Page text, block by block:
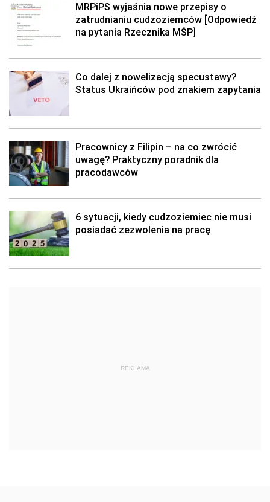
MRPiPS wyjaśnia nowe przepisy o
zatrudnianiu cudzoziemców [Odpowiedź
na pytania Rzecznika MŚP]
Co dalej z nowelizacją specustawy?
Status Ukraińców pod znakiem zapytania
Pracownicy z Filipin – na co zwrócić
uwagę? Praktyczny poradnik dla
pracodawców
6 sytuacji, kiedy cudzoziemiec nie musi
posiadać zezwolenia na pracę
REKLAMA